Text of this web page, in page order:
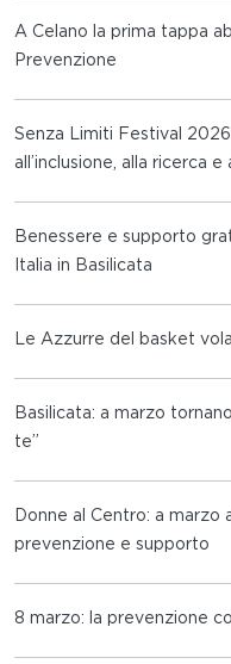
A Celano la prima tappa
Prevenzione
Senza Limiti Festival
all’inclusione, alla ricerca e
Benessere e supporto
Italia in Basilicata
Le Azzurre del basket
Basilicata: a marzo
te”
Donne al Centro: a
prevenzione e supporto
8 marzo: la prevenzione